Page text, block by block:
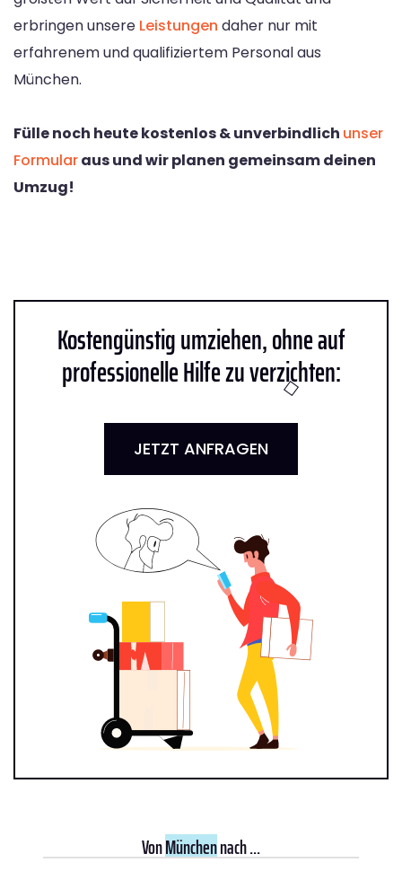
erbringen unsere Leistungen daher nur mit
erfahrenem und qualifiziertem Personal aus
München.
Fülle noch heute kostenlos & unverbindlich unser
Formularaus und wir planen gemeinsam deinen
Umzug!
Kostengünstig umziehen, ohne auf
professionelle Hilfe zu verzichten:
JETZT ANFRAGEN
VonMünchennach ...